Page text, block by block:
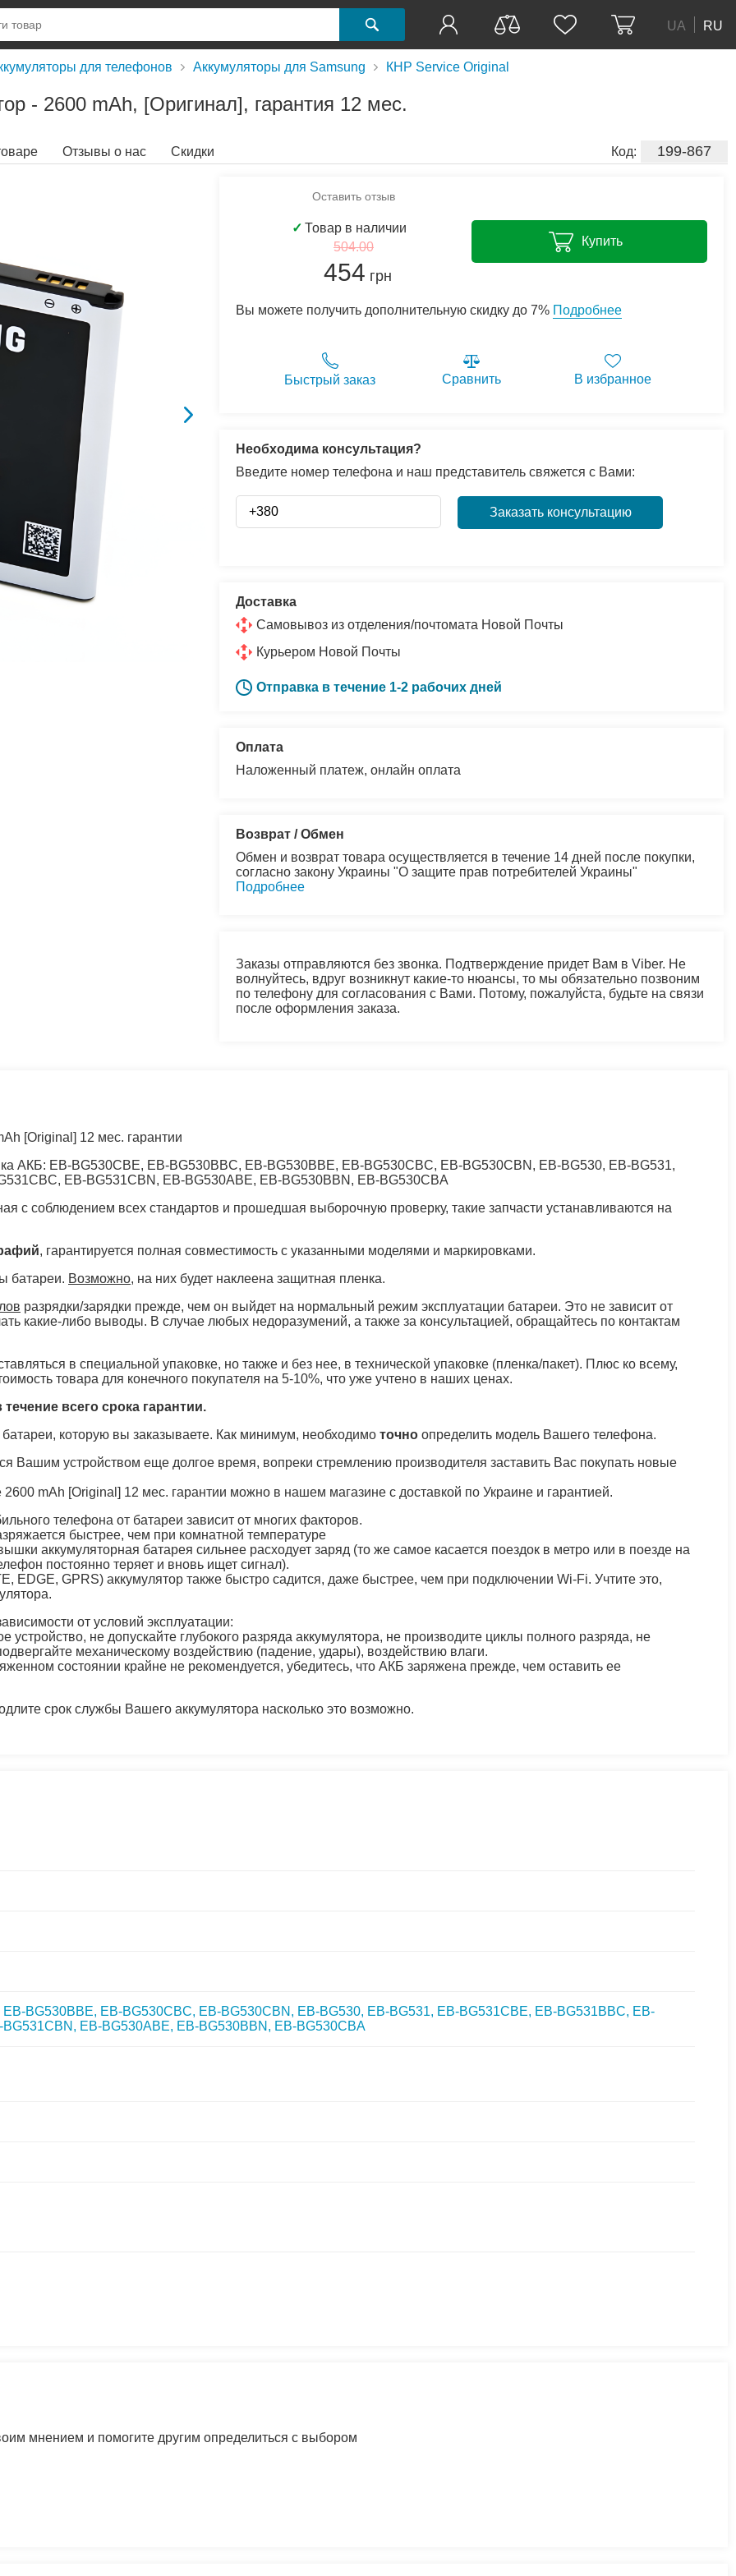
UA RU
для телефонов Аккумуляторы для Samsung КНР Service Original
- 2600 mAh, [Оригинал], гарантия 12 мес.
Код: 199-867
Отзывы о нас Скидки
Оставить отзыв
✓ Товар в наличии
504.00
454 грн
Купить
Вы можете получить дополнительную скидку до 7% Подробнее
Быстрый заказ Сравнить В избранное
Необходима консультация?
Введите номер телефона и наш представитель свяжется с Вами:
Заказать консультацию
Доставка
Самовывоз из отделения/почтомата Новой Почты
Курьером Новой Почты
Отправка в течение 1-2 рабочих дней
Оплата
Наложенный платеж, онлайн оплата
Возврат / Обмен
Обмен и возврат товара осуществляется в течение 14 дней после покупки,
согласно закону Украины "О защите прав потребителей Украины"
Подробнее
Заказы отправляются без звонка. Подтверждение придет Вам в Viber. Не
волнуйтесь, вдруг возникнут какие-то нюансы, то мы обязательно позвоним
по телефону для согласования с Вами. Потому, пожалуйста, будьте на связи
после оформления заказа.
[Original] 12 мес. гарантии
АКБ: EB-BG530CBE, EB-BG530BBC, EB-BG530BBE, EB-BG530CBC, EB-BG530CBN, EB-BG530, EB-BG531,
EB-BG531CBN, EB-BG530ABE, EB-BG530BBN, EB-BG530CBA
с соблюдением всех стандартов и прошедшая выборочную проверку, такие запчасти устанавливаются на
, гарантируется полная совместимость с указанными моделями и маркировками.
батареи. Возможно, на них будет наклеена защитная пленка.
разрядки/зарядки прежде, чем он выйдет на нормальный режим эксплуатации батареи. Это не зависит от
какие-либо выводы. В случае любых недоразумений, а также за консультацией, обращайтесь по контактам
в специальной упаковке, но также и без нее, в технической упаковке (пленка/пакет). Плюс ко всему,
товара для конечного покупателя на 5-10%, что уже учтено в наших ценах.
всего срока гарантии.
которую вы заказываете. Как минимум, необходимо точно определить модель Вашего телефона.
Вашим устройством еще долгое время, вопреки стремлению производителя заставить Вас покупать новые
mAh [Original] 12 мес. гарантии можно в нашем магазине с доставкой по Украине и гарантией.
телефона от батареи зависит от многих факторов.
быстрее, чем при комнатной температуре
аккумуляторная батарея сильнее расходует заряд (то же самое касается поездок в метро или в поезде на
постоянно теряет и вновь ищет сигнал).
EDGE, GPRS) аккумулятор также быстро садится, даже быстрее, чем при подключении Wi-Fi. Учтите это,
от условий эксплуатации:
устройство, не допускайте глубокого разряда аккумулятора, не производите циклы полного разряда, не
механическому воздействию (падение, удары), воздействию влаги.
состоянии крайне не рекомендуется, убедитесь, что АКБ заряжена прежде, чем оставить ее
срок службы Вашего аккумулятора насколько это возможно.
BG530BBE, EB-BG530CBC, EB-BG530CBN, EB-BG530, EB-BG531, EB-BG531CBE, EB-BG531BBC, EB-
EB-BG530ABE, EB-BG530BBN, EB-BG530CBA
мнением и помогите другим определиться с выбором